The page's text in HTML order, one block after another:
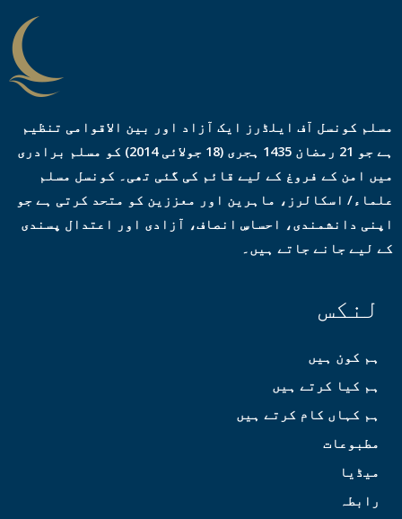
مسلم کونسل آف ایلڈرز ایک آزاد اور بین الاقوامی تنظیم
ہے جو 21 رمضان 1435 ہجری (18 جولائی 2014) کو مسلم برادری
میں امن کے فروغ کے لیے قائم کی گئی تھی۔ کونسل مسلم
علماء/ اسکالرز، ماہرین اور معززین کو متحد کرتی ہے جو
اپنی دانشمندی، احساسِ انصاف، آزادی اور اعتدال پسندی
کے لیے جانے جاتے ہیں۔
لنکس
ہم کون ہیں
ہم کیا کرتے ہیں
ہم کہاں کام کرتے ہیں
مطبوعات
میڈیا
رابطہ